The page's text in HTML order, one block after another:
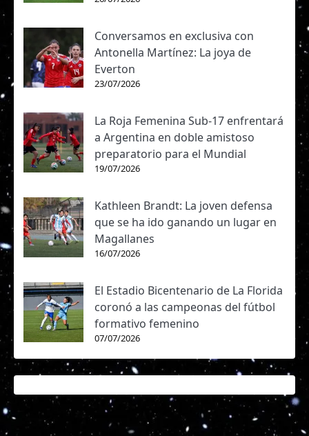
Conversamos en exclusiva con
Antonella Martínez: La joya de
Everton
23/07/2026
La Roja Femenina Sub-17 enfrentará
a Argentina en doble amistoso
preparatorio para el Mundial
19/07/2026
Kathleen Brandt: La joven defensa
que se ha ido ganando un lugar en
Magallanes
16/07/2026
El Estadio Bicentenario de La Florida
coronó a las campeonas del fútbol
formativo femenino
07/07/2026